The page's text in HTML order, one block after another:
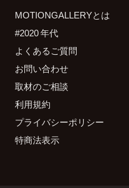
MOTIONGALLERYとは
#2020 年代
よくあるご質問
お問い合わせ
取材のご相談
利用規約
プライバシーポリシー
特商法表示